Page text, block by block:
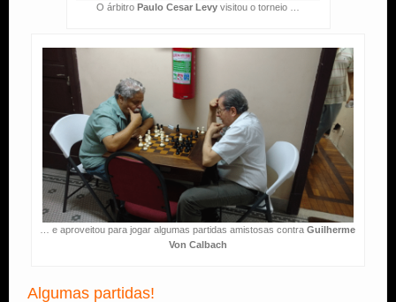
O árbitro Paulo Cesar Levy visitou o torneio …
… e aproveitou para jogar algumas partidas amistosas contraGuilherme
Von Calbach
Algumas partidas!